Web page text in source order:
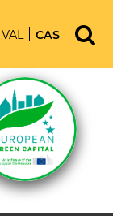
VAL CAS